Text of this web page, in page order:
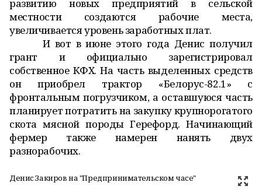
развитию новых предприятий в сельской
местности создаются рабочие места,
увеличивается уровень заработных плат.
И вот в июне этого года Денис получил
грант и официально зарегистрировал
собственное КФХ. На часть выделенных средств
он приобрел трактор «Белорус-82.1» с
фронтальным погрузчиком, а оставшуюся часть
планирует потратить на закупку крупнорогатого
скота мясной породы Герефорд. Начинающий
фермер также намерен нанять двух
разнорабочих.
Денис Закиров на "Предпринимательском часе"